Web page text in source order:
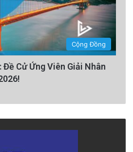
Cộng Đồng
Đề Cử Ứng Viên Giải Nhân